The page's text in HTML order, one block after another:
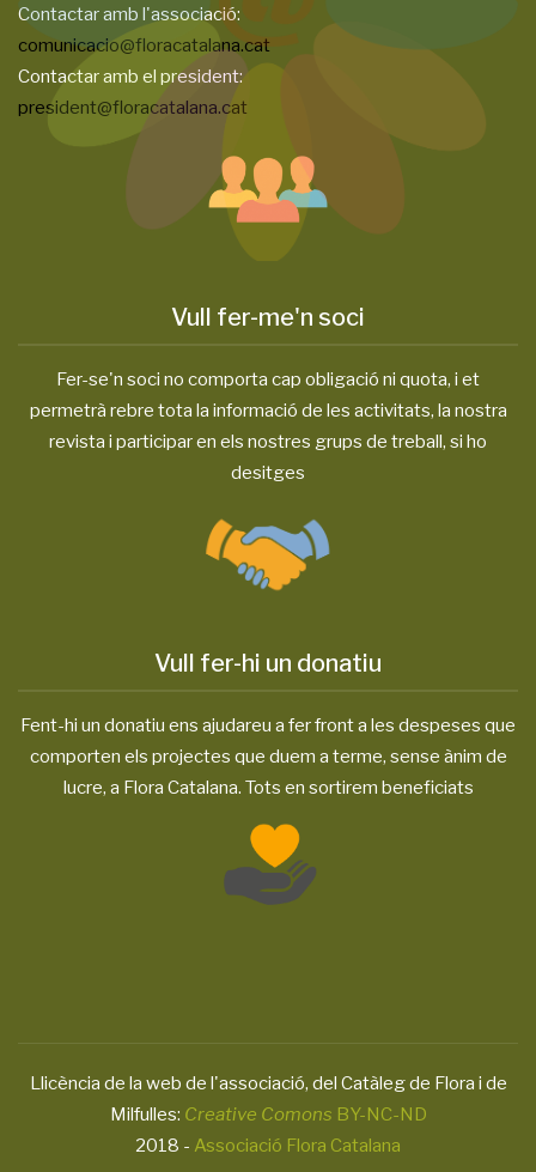
Contactar amb l'associació:
comunicacio@floracatalana.cat
Contactar amb el president:
president@floracatalana.cat
Vull fer-me'n soci
Fer-se'n soci no comporta cap obligació ni quota, i et
permetrà rebre tota la informació de les activitats, la nostra
revista i participar en els nostres grups de treball, si ho
desitges
Vull fer-hi un donatiu
Fent-hi un donatiu ens ajudareu a fer front a les despeses que
comporten els projectes que duem a terme, sense ànim de
lucre, a Flora Catalana. Tots en sortirem beneficiats
Llicència de la web de l'associació, del Catàleg de Flora i de
Milfulles: Creative Comons BY-NC-ND
2018 - Associació Flora Catalana